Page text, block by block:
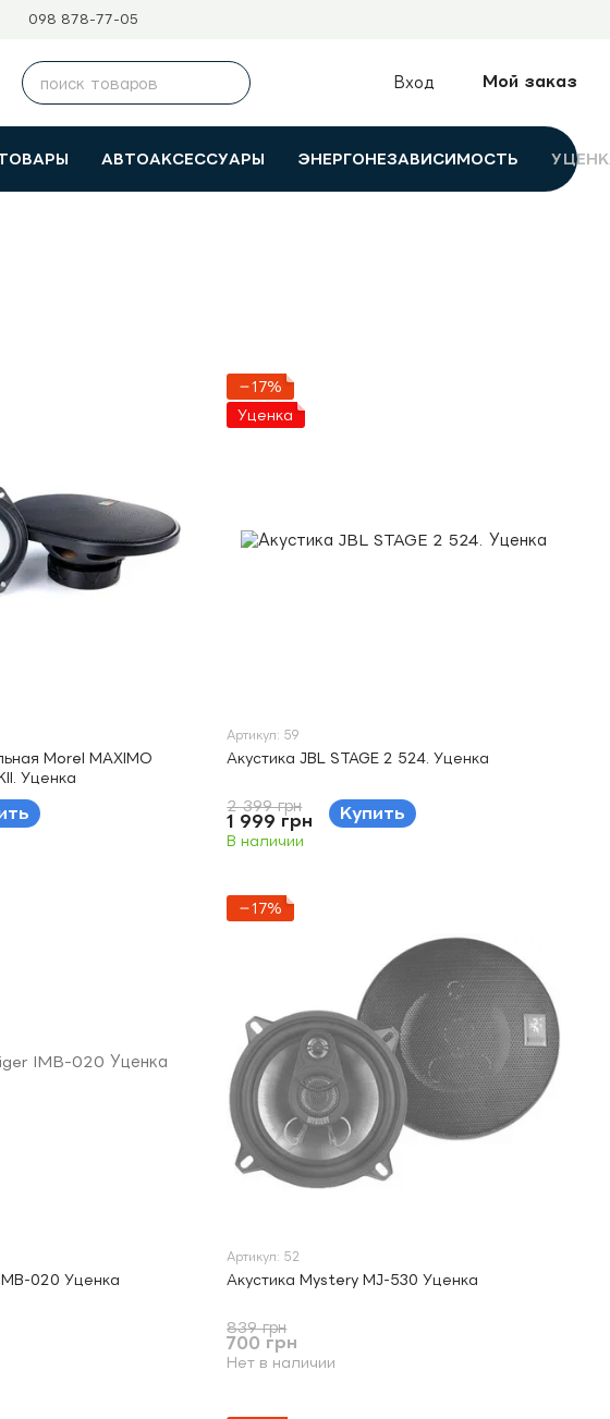
098 878-77-05
Вход Мой заказ
АВТОАКСЕССУАРЫ ЭНЕРГОНЕЗАВИСИМОСТЬ
Morel MAXIMO
Уценка
−17%
Уценка
Артикул: 59
Акустика JBL STAGE 2 524. Уценка
2 399 грн
1 999 грн Купить
В наличии
020 Уценка
−17%
Артикул: 52
Акустика Mystery MJ-530 Уценка
839 грн
700 грн
Нет в наличии